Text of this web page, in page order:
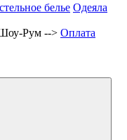
белье Одеяла
Рум --> Оплата